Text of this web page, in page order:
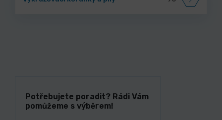
Potřebujete poradit? Rádi Vám
pomůžeme s výběrem!